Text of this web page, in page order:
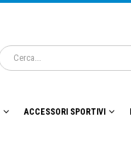
ACCESSORI SPORTIVI